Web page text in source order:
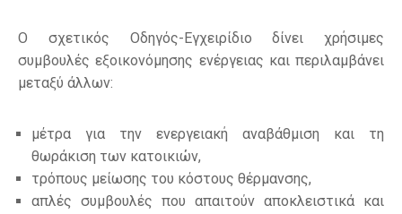
Ο σχετικός Οδηγός-Εγχειρίδιο δίνει χρήσιμες
συμβουλές εξοικονόμησης ενέργειας και περιλαμβάνει
μεταξύ άλλων:
μέτρα για την ενεργειακή αναβάθμιση και τη
θωράκιση των κατοικιών,
τρόπους μείωσης του κόστους θέρμανσης,
απλές συμβουλές που απαιτούν αποκλειστικά και